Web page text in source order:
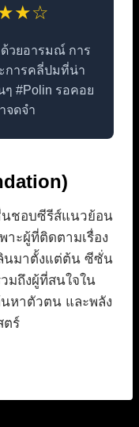
วยอารมณ์ การ
การคลี่ปมที่น่า
#Polin รอคอย
จดจำ
ชอบซีรีส์แนวย้อน
าะผู้ที่ติดตามเรื่อง
นมาตั้งแต่ต้น ซีซั่น
มถึงผู้ที่สนใจใน
นหาตัวตน และพลัง
ตร์